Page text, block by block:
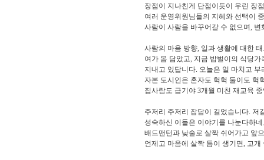
장점이 지나친게 단점이듯이 우린 장
여러 운영위원님들의 지혜와 선택이
사람이 사람을 바꾸어갈 수 없으며,
사람의 마음 방향, 일과 생활에 대한
여가 몸 담았고, 지금 밥벌이의 식당
지내고 있답니다. 오늘은 일 마치고
자본 도시인은 혼자도 헉헉 둘이도 헉
집사람도 급기야 3개월 미친 재교육
주저리 주저리 잡담이 길었습니다. 저
성숙하신 이들은 이야기를 나눈다하
배드맨턴과 낮술로 살짝 쉬어가고 앞
언제고 마음에 살짝 틈이 생기면, 고